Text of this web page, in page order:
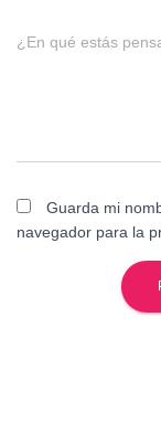
¿En qué estás
Guarda mi
navegador para la